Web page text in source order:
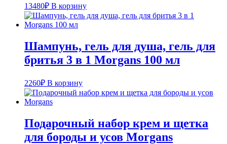
13480₽ В корзину
Шампунь, гель для душа, гель для
бритья 3 в 1 Morgans 100 мл
2260₽ В корзину
Подарочный набор крем и щетка
для бороды и усов Morgans